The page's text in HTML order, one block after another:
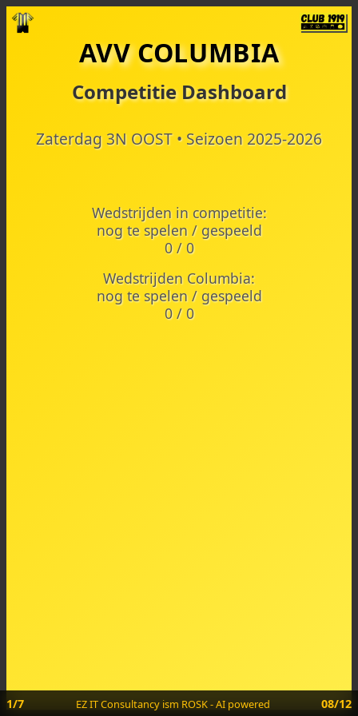
AVV COLUMBIA
Competitie Dashboard
Zaterdag 3N OOST • Seizoen 2025-2026
Wedstrijden in competitie:
nog te spelen / gespeeld
0 / 0
Wedstrijden Columbia:
nog te spelen / gespeeld
0 / 0
G W G V +/-
Geen wedstrijduitslagen
Er zijn nog geen wedstrijden gespeeld
Geen komende wedstrijden
Programma wordt nog bekendgemaakt
vs Apeldoorn CSV
Geen uitslagen beschikbaar
Er zijn nog geen wedstrijden gespeeld
1/7 EZ IT Consultancy ism ROSK - AI powered 08/12